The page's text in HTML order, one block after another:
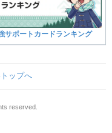
サポートカードランキング
ップへ
reserved.